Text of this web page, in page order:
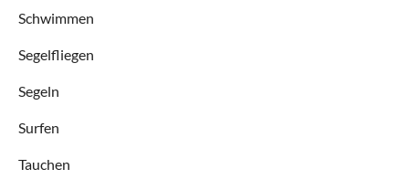
Schwimmen
Segelfliegen
Segeln
Surfen
Tauchen